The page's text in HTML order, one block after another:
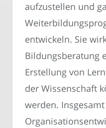
aufzustellen und
entwickeln. Sie
Bildungsberatung
Erstellung von
der Wissenschaft
werden.